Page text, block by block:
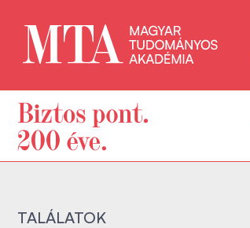
TALÁLATOK